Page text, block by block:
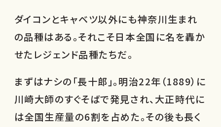
ダイコンとキャベツ以外にも神奈川生まれ
の品種はある。それこそ日本全国に名を轟か
せたレジェンド品種たちだ。
まずはナシの「長十郎」。明治22年（1889）に
川崎大師のすぐそばで発見され、大正時代に
は全国生産量の6割を占めた。その後も長く